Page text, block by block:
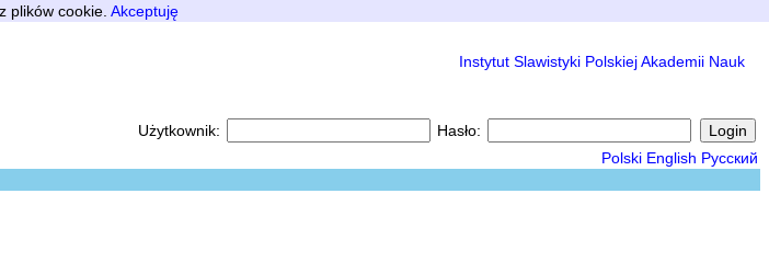
plików cookie. Akceptuję
Instytut Slawistyki Polskiej Akademii Nauk
Użytkownik:
Hasło:
Polski English Русский